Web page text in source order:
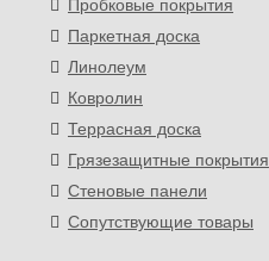
Пробковые покрытия
Паркетная доска
Линолеум
Ковролин
Террасная доска
Грязезащитные покрытия
Стеновые панели
Сопутствующие товары